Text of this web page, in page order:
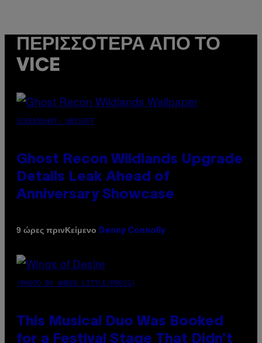
ΠΕΡΙΣΣΌΤΕΡΑ ΑΠΌ ΤΟ
VICE
SCREENSHOT: UBISOFT
Ghost Recon Wildlands Upgrade
Details Leak Ahead of
Anniversary Showcase
9 ώρες πρινΚείμενο Denny Connolly
(PHOTO BY AMBER LITTLE/PRESS)
This Musical Duo Was Booked
for a Festival Stage That Didn’t